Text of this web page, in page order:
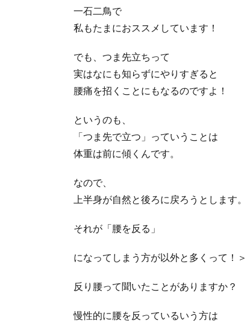
一石二鳥で
私もたまにおススメしています！
でも、つま先立ちって
実はなにも知らずにやりすぎると
腰痛を招くことにもなるのですよ！
というのも、
「つま先で立つ」っていうことは
体重は前に傾くんです。
なので、
上半身が自然と後ろに戻ろうとします。
それが「腰を反る」
になってしまう方が以外と多くって！＞
反り腰って聞いたことがありますか？
慢性的に腰を反っているいう方は